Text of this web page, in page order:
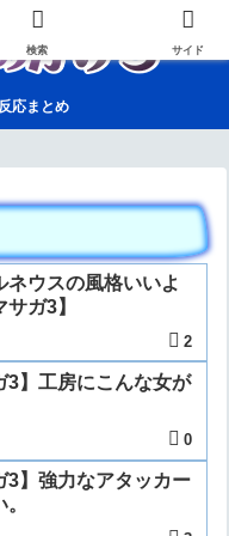
応まとめ
ネウスの風格いいよ
ガ3】
2
3】工房にこんな女が
0
3】強力なアタッカー
検索 サイド